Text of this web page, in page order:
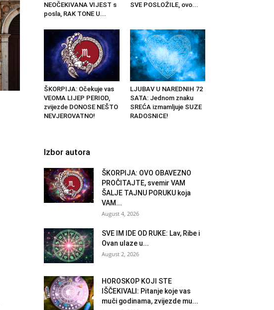
NEOČEKIVANA VIJEST s
posla, RAK TONE U...
SVE POSLOŽILE, ovo...
ŠKORPIJA: Očekuje vas
VEOMA LIJEP PERIOD,
zvijezde DONOSE NEŠTO
NEVJEROVATNO!
LJUBAV U NAREDNIH 72
SATA: Jednom znaku
SREĆA izmamljuje SUZE
RADOSNICE!
Izbor autora
ŠKORPIJA: OVO OBAVEZNO
PROČITAJTE, svemir VAM
ŠALJE TAJNU PORUKU koja
VAM...
August 4, 2026
SVE IM IDE OD RUKE: Lav, Ribe i
Ovan ulaze u...
August 2, 2026
HOROSKOP KOJI STE
IŠČEKIVALI: Pitanje koje vas
muči godinama, zvijezde mu...